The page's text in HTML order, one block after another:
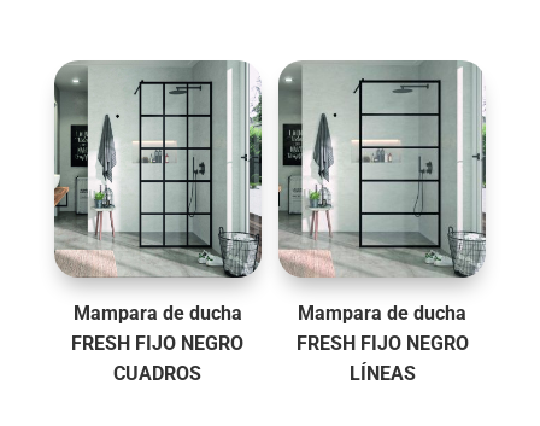
Mampara de ducha
FRESH FIJO NEGRO
CUADROS
Mampara de ducha
FRESH FIJO NEGRO
LÍNEAS